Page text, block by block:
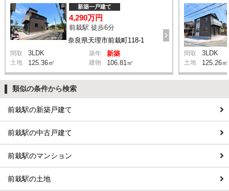
奈良県天理市前栽町118-1
新築一戸建て
4,290万円
前栽駅 徒歩6分
間取 3LDK 築年 新築
土地 125.36㎡ 建物 106.81㎡
間取 3LDK
土地 125.26㎡
類似の条件から検索
前栽駅の新築戸建て
前栽駅の中古戸建て
前栽駅のマンション
前栽駅の土地